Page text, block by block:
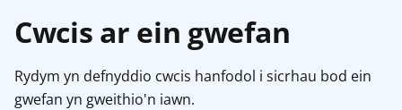
Cwcis ar ein gwefan
Rydym yn defnyddio cwcis hanfodol i sicrhau bod ein
gwefan yn gweithio'n iawn.